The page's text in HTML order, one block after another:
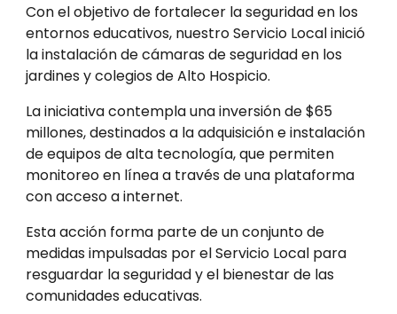
Con el objetivo de fortalecer la seguridad en los
entornos educativos, nuestro Servicio Local inició
la instalación de cámaras de seguridad en los
jardines y colegios de Alto Hospicio.
La iniciativa contempla una inversión de $65
millones, destinados a la adquisición e instalación
de equipos de alta tecnología, que permiten
monitoreo en línea a través de una plataforma
con acceso a internet.
Esta acción forma parte de un conjunto de
medidas impulsadas por el Servicio Local para
resguardar la seguridad y el bienestar de las
comunidades educativas.